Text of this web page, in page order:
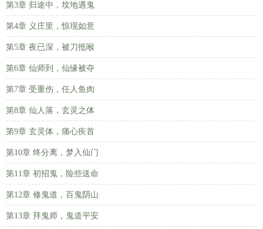
第3章 归途中，坟地遇鬼
第4章 义庄里，惊现如意
第5章 夜已深，被刀抵喉
第6章 仙师到，仙缘被夺
第7章 受重伤，任人鱼肉
第8章 仙人落，玄灵之体
第9章 玄灵体，痛心疾首
第10章 终分离，梦入仙门
第11章 初招鬼，险些送命
第12章 修鬼道，百鬼阴山
第13章 拜鬼师，鬼道平安